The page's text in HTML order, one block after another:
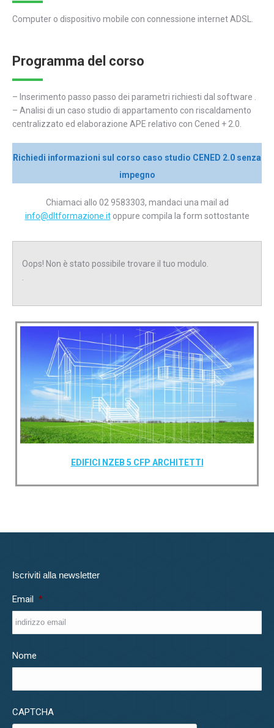
Computer o dispositivo mobile con connessione internet ADSL.
Programma del corso
– Inserimento passo passo dei parametri richiesti dal software .
– Analisi di un caso studio di appartamento con riscaldamento
centralizzato ed elaborazione APE relativo con Cened + 2.0.
Richiedi informazioni sul corso caso studio CENED 2.0 senza
impegno
Chiamaci allo 02 9583303, mandaci una mail ad
info@dltformazione.itoppure compila la form sottostante
Oops! Non è stato possibile trovare il tuo modulo.
EDIFICI NZEB 5 CFP ARCHITETTI
Iscriviti alla newsletter
Email *
Nome
CAPTCHA